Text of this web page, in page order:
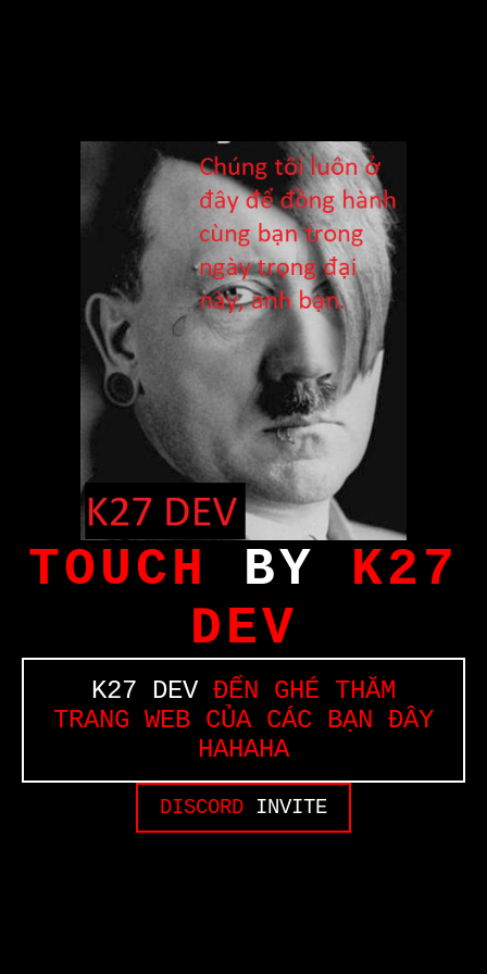
TOUCH BY K27
DEV
K27 DEVĐẾN GHÉ THĂM
TRANG WEB CỦA CÁC BẠN ĐÂY
HAHAHA
DISCORD INVITE